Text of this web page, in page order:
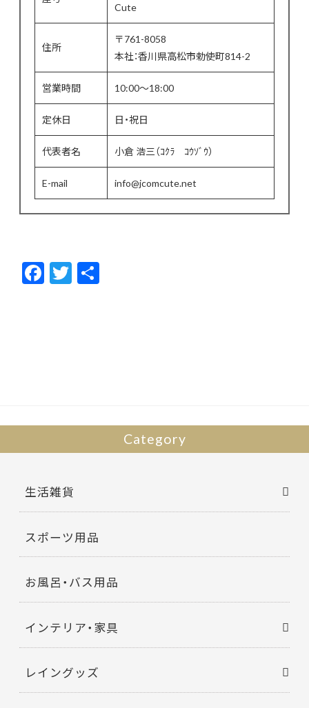
Cute
住所
〒761-8058
本社：香川県高松市勅使町814-2
営業時間 10:00〜18:00
定休日 日・祝日
代表者名 小倉 浩三（ｺｸﾗ ｺｳｿﾞｳ）
E-mail info@jcomcute.net
F
ac
T
w
Category
生活雑貨
スポーツ用品
お風呂・バス用品
インテリア・家具
レイングッズ